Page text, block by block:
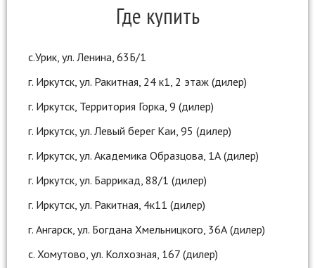
Где купить
с.Урик, ул. Ленина, 63Б/1
г. Иркутск, ул. Ракитная, 24 к1, 2 этаж (дилер)
г. Иркутск, Территория Горка, 9 (дилер)
г. Иркутск, ул. Левый берег Каи, 95 (дилер)
г. Иркутск, ул. Академика Образцова, 1А (дилер)
г. Иркутск, ул. Баррикад, 88/1 (дилер)
г. Иркутск, ул. Ракитная, 4к11 (дилер)
г. Ангарск, ул. Богдана Хмельницкого, 36А (дилер)
с. Хомутово, ул. Колхозная, 167 (дилер)